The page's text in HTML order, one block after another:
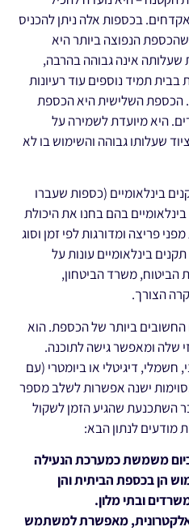
בכספות אלה ניתן להכניס
הנפוצה ביותר היא
אינה גבוהה בהרבה,
תמיד נוספים עוד רעיונות
הכספת השלישית היא הכספת
היא מיועדת לשמירה על
שעלותו גבוהה והשימוש בו לא
בינלאומיים (כספות שעברו
בהם בחנו את היכולת
פריצה ומדורגות לפי זמן וסוג
בינלאומיים עונות על
הביטוח, משרד הביטחון,
הצורך.
ביותר של הכספת. הוא
ומאפשר גישה לתוכנה.
חשמלי, דיגיטלי או ביומטרי (עם
ישנה אפשרות לשלב מספר
השתכנעת שהגיע הזמן לשקול
מודעים לנתון הבא:
משמשת כמערכת הנעילה
הן בכספת הביתית והן
ובתי מלון.
מאפשרת למשתמש